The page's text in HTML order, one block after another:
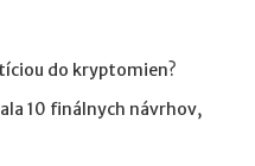
do kryptomien?
10 finálnych návrhov,